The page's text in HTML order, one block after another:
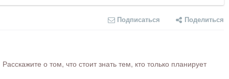
Подписаться Поделиться
о том, что стоит знать тем, кто только планирует